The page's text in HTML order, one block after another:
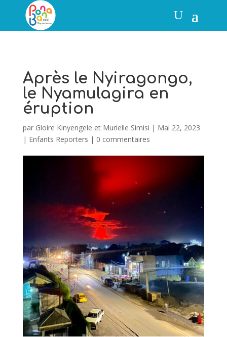
Après le Nyiragongo,
le Nyamulagira en
éruption
par Gloire Kinyengele et Murielle Simisi | Mai 22, 2023
| Enfants Reporters | 0 commentaires